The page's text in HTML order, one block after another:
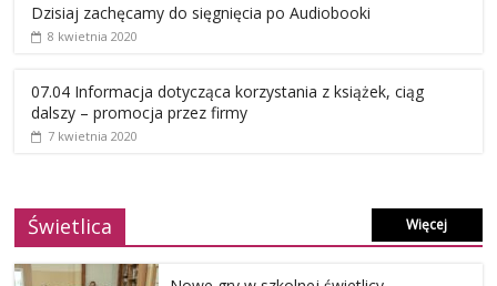
Dzisiaj zachęcamy do sięgnięcia po Audiobooki
8 kwietnia 2020
07.04 Informacja dotycząca korzystania z książek, ciąg
dalszy – promocja przez firmy
7 kwietnia 2020
Świetlica Więcej